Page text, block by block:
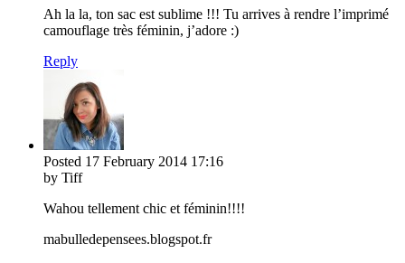
Ah la la, ton sac est sublime !!! Tu arrives à rendre l’imprimé
camouflage très féminin, j’adore :)
Reply
Posted 17 February 2014 17:16
by Tiff
Wahou tellement chic et féminin!!!!
mabulledepensees.blogspot.fr